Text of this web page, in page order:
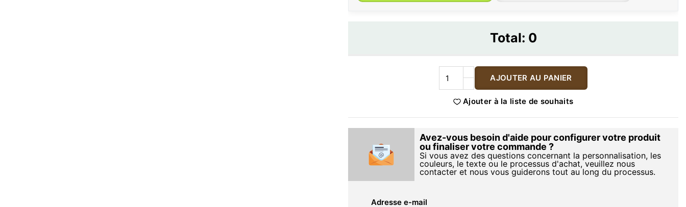
Total: 0
AJOUTER AU PANIER
Ajouter à la liste de souhaits
Avez-vous besoin d'aide pour configurer votre produit
ou finaliser votre commande ?
Si vous avez des questions concernant la personnalisation, les
couleurs, le texte ou le processus d'achat, veuillez nous
contacter et nous vous guiderons tout au long du processus.
Adresse e-mail